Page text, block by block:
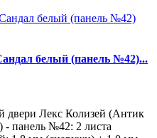
белый (панель №42)...
двери Лекс Колизей (Антик
- панель №42: 2 листа